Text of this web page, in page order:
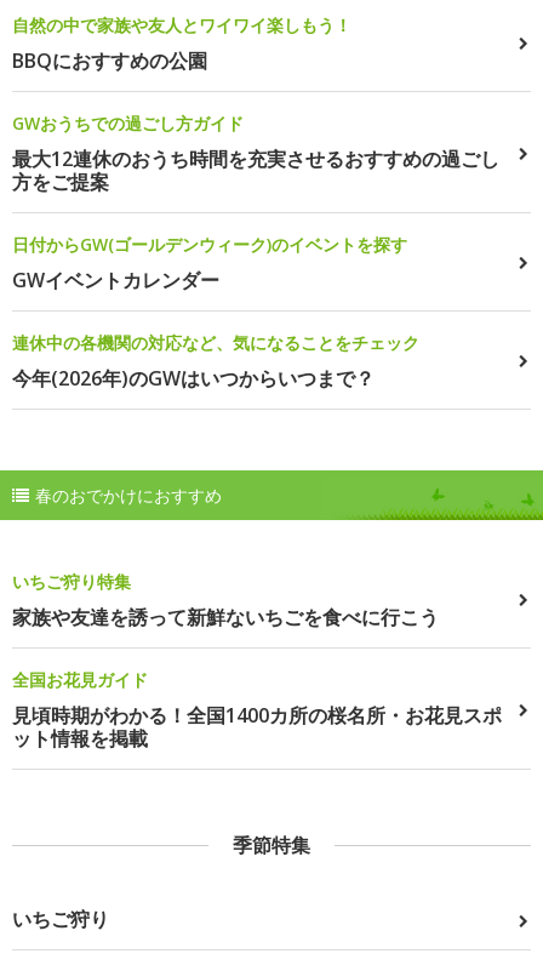
自然の中で家族や友人とワイワイ楽しもう！
BBQにおすすめの公園
GWおうちでの過ごし方ガイド
最大12連休のおうち時間を充実させるおすすめの過ごし
方をご提案
日付からGW(ゴールデンウィーク)のイベントを探す
GWイベントカレンダー
連休中の各機関の対応など、気になることをチェック
今年(2026年)のGWはいつからいつまで？
春のおでかけにおすすめ
いちご狩り特集
家族や友達を誘って新鮮ないちごを食べに行こう
全国お花見ガイド
見頃時期がわかる！全国1400カ所の桜名所・お花見スポ
ット情報を掲載
季節特集
いちご狩り